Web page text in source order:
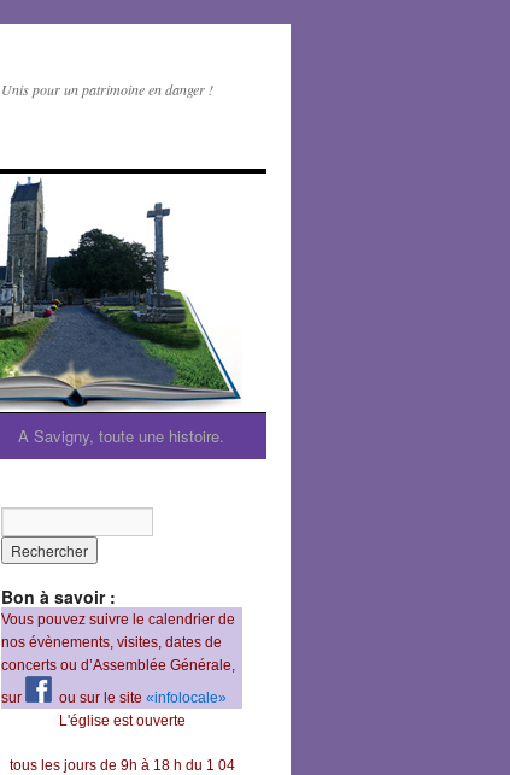
Unis pour un patrimoine en danger !
A Savigny, toute une histoire.
Bon à savoir :
Vous pouvez suivre le calendrier de
nos évènements, visites, dates de
concerts ou d’Assemblée Générale,
sur
ou sur le site «infolocale»
L'église est ouverte
tous les jours de 9h à 18 h du 1 04